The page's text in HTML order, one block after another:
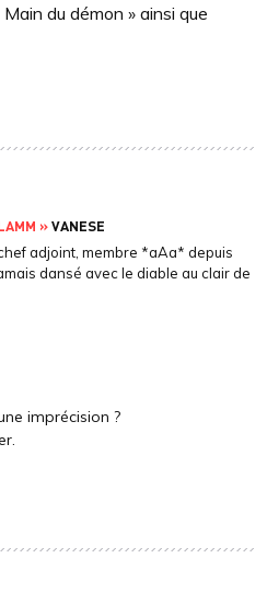
du démon » ainsi que
»VANESE
adjoint, membre *aAa* depuis
dansé avec le diable au clair de
imprécision ?